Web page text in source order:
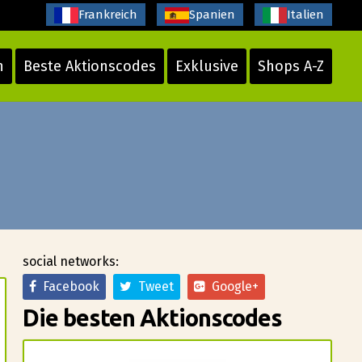
Beste Aktionscodes Exklusive Shops A-Z
Frankreich Spanien Italien
social networks:
Facebook
Tweet Google+
Die besten Aktionscodes